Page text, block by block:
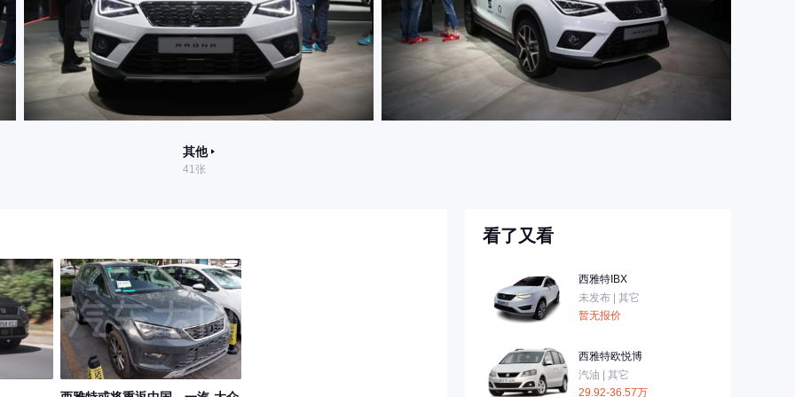
其他
41张
看了又看
西雅特IBX
未发布 | 其它
暂无报价
西雅特欧悦博
汽油 | 其它
29.92-36.57万